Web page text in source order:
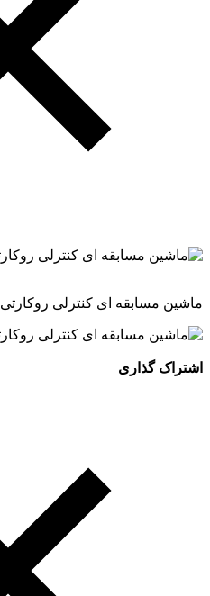
ماشین مسابقه ای کنترلی روکارتی
اشتراک گذاری